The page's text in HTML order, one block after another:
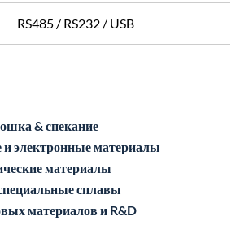
RS485 / RS232 / USB
& спекание
и электронные материалы
материалы
сплавы
материалов и R&D